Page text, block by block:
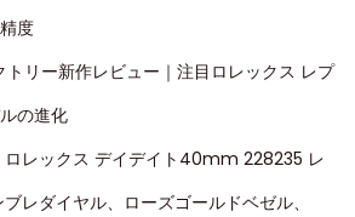
度
リー新作レビュー｜注目ロレックス レプ
の進化
ロレックス デイデイト40mm 228235 レ
レダイヤル、ローズゴールドベゼル、